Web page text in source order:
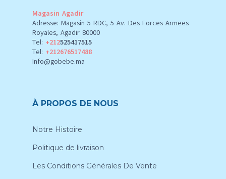
Magasin Agadir
Adresse: Magasin 5 RDC, 5 Av. Des Forces Armees
Royales, Agadir 80000
Tel: +212525417515
Tel: +212676517488
Info@gobebe.ma
À PROPOS DE NOUS
Notre Histoire
Politique de livraison
Les Conditions Générales De Vente